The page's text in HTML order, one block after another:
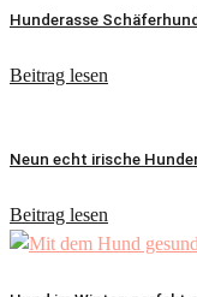
Hunderasse Schäferhund
Beitrag lesen
Neun echt irische
Beitrag lesen